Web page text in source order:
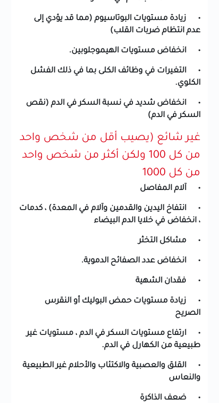
• زيادة مستويات البوتاسيوم (مما قد يؤدي إلى
عدم انتظام ضربات القلب)
• انخفاض مستويات الهيموجلوبين.
• التغيرات في وظائف الكلى بما في ذلك الفشل
الكلوي.
• انخفاض شديد في نسبة السكر في الدم (نقص
السكر في الدم)
غير شائع (يصيب أقل من شخص واحد
من كل 100 ولكن أكثر من شخص واحد
من كل 1000
• آلام المفاصل
• انتفاخ اليدين والقدمين وآلام في المعدة) ، كدمات
، انخفاض في خلايا الدم البيضاء
• مشاكل التخثر
• انخفاض عدد الصفائح الدموية.
• فقدان الشهية
• زيادة مستويات حمض البوليك أو النقرس
الصريح
• ارتفاع مستويات السكر في الدم ، مستويات غير
طبيعية من الكهارل في الدم.
• القلق والعصبية والاكتئاب والأحلام غير الطبيعية
والنعاس
• ضعف الذاكرة